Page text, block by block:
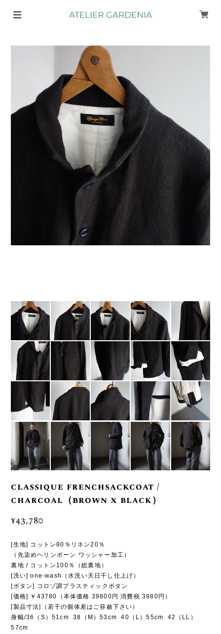
classique frenchsackcoat /
charcoal（brown x black）
¥43,780
[生地] コットン80％リネン20％
（先染めヘリンボーン ワッシャー加工）
裏地 / コットン100％（総裏地）
[洗い] one-wash（水洗い天日干し仕上げ）
[ボタン] コロゾ調プラスティックボタン
[価格] ￥43780（本体価格 39800円 消費税 3980円）
[製品寸法]（若干の個体差はご容赦下さい）
身幅/36（S）51cm 38（M）53cm 40（L）55cm 42（LL）
57cm